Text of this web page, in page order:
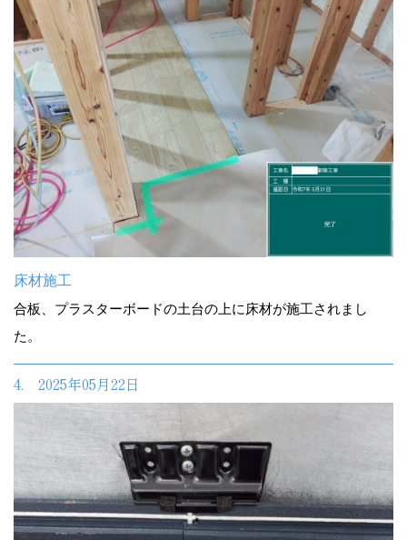
床材施工
合板、プラスターボードの土台の上に床材が施工されまし
た。
4. 2025年05月22日